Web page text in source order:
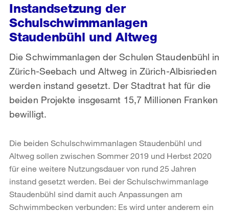
Instandsetzung der
Schulschwimmanlagen
Staudenbühl und Altweg
Die Schwimmanlagen der Schulen Staudenbühl in
Zürich-Seebach und Altweg in Zürich-Albisrieden
werden instand gesetzt. Der Stadtrat hat für die
beiden Projekte insgesamt 15,7 Millionen Franken
bewilligt.
Die beiden Schulschwimmanlagen Staudenbühl und
Altweg sollen zwischen Sommer 2019 und Herbst 2020
für eine weitere Nutzungsdauer von rund 25 Jahren
instand gesetzt werden. Bei der Schulschwimmanlage
Staudenbühl sind damit auch Anpassungen am
Schwimmbecken verbunden: Es wird unter anderem ein